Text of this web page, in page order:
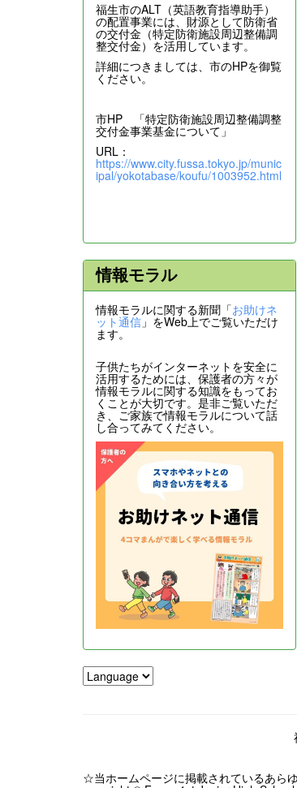
福生市のALT（英語教育指導助手）
の配置事業には、財源として防衛省
の交付金（特定防衛施設周辺整備調
整交付金）を活用しています。
詳細につきましては、市のHPを御覧
ください。
市HP 「特定防衛施設周辺整備調整
交付金事業基金について」
URL：
https://www.city.fussa.tokyo.jp/munic
ipal/yokotabase/koufu/1003952.html
情報モラル
情報モラルに関する新聞「お助けネ
ット通信 」をWeb上でご覧いただけ
ます。
子供たちがインターネットを安全に
活用するためには、保護者の方々が
情報モラルに関する知識をもってお
くことが大切です。是非ご覧いただ
き、ご家族で情報モラルについて話
し合ってみてください。
☆当ホームページに掲載されているあら